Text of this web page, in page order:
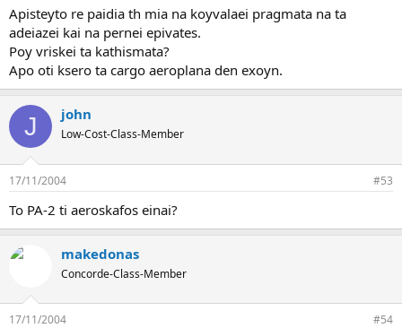
Apisteyto re paidia th mia na koyvalaei pragmata na ta
adeiazei kai na pernei epivates.
Poy vriskei ta kathismata?
Apo oti ksero ta cargo aeroplana den exoyn.
J john
Low-Cost-Class-Member
17/11/2004 #53
To PA-2 ti aeroskafos einai?
makedonas
Concorde-Class-Member
17/11/2004 #54